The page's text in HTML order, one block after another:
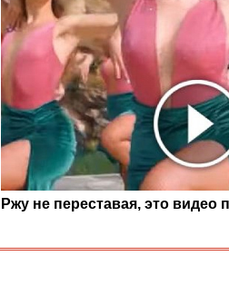
Ржу не переставая, это видео